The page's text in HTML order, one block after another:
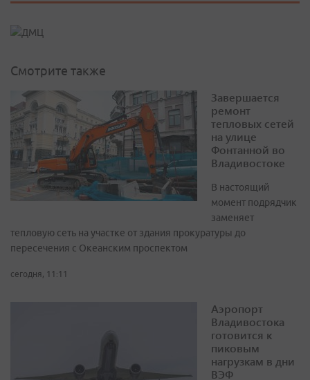
Смотрите также
Завершается
ремонт
тепловых сетей
на улице
Фонтанной во
Владивостоке
В настоящий
момент подрядчик
заменяет
тепловую сеть на участке от здания прокуратуры до
пересечения с Океанским проспектом
сегодня, 11:11
Аэропорт
Владивостока
готовится к
пиковым
нагрузкам в дни
ВЭФ